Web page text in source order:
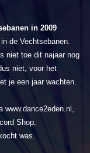
in 2009
de Vechtsebanen.
niet toe dit najaar nog
niet, voor het
je een jaar wachten.
Shop.
was.